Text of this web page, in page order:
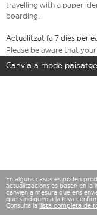
travelling with a paper
boarding.
Actualitzat fa 7 dies per
Please be aware that
Canvia a mode
En alguns casos es poden
actualitzacions es basen en
canvien a mesura que ens
que s’indiquen a la teva
Consulta la llista completa de